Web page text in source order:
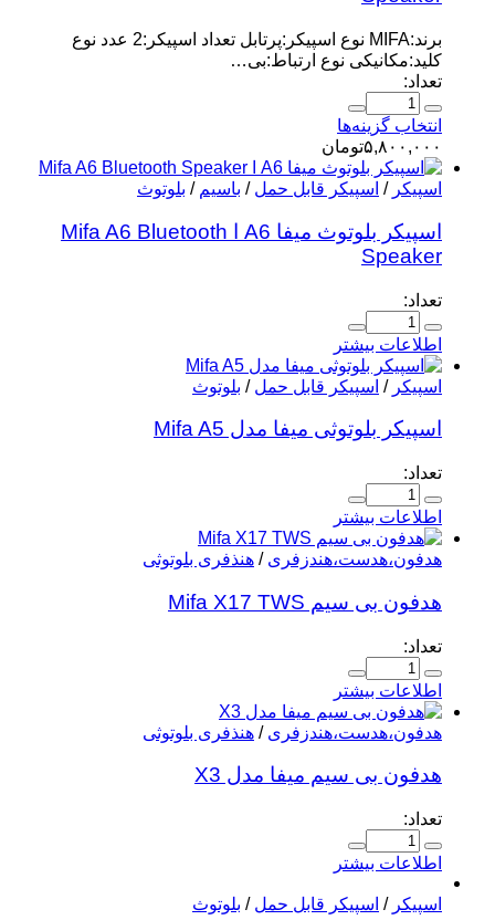
برند:MIFA نوع اسپیکر:پرتابل تعداد اسپیکر:2 عدد نوع
کلید:مکانیکی نوع ارتباط:بی…
تعداد:
انتخاب گزینه‌ها
۵,۸۰۰,۰۰۰تومان
اسپیکر / اسپیکر قابل حمل / باسیم / بلوتوث
اسپیکر بلوتوث میفا A6 ا Mifa A6 Bluetooth
Speaker
تعداد:
اطلاعات بیشتر
اسپیکر / اسپیکر قابل حمل / بلوتوث
اسپیکر بلوتوثی میفا مدل Mifa A5
تعداد:
اطلاعات بیشتر
هدفون،هدست،هندزفری / هنذفری بلوتوثی
هدفون بی سیم Mifa X17 TWS
تعداد:
اطلاعات بیشتر
هدفون،هدست،هندزفری / هنذفری بلوتوثی
هدفون بی سیم میفا مدل X3
تعداد:
اطلاعات بیشتر
اسپیکر / اسپیکر قابل حمل / بلوتوث